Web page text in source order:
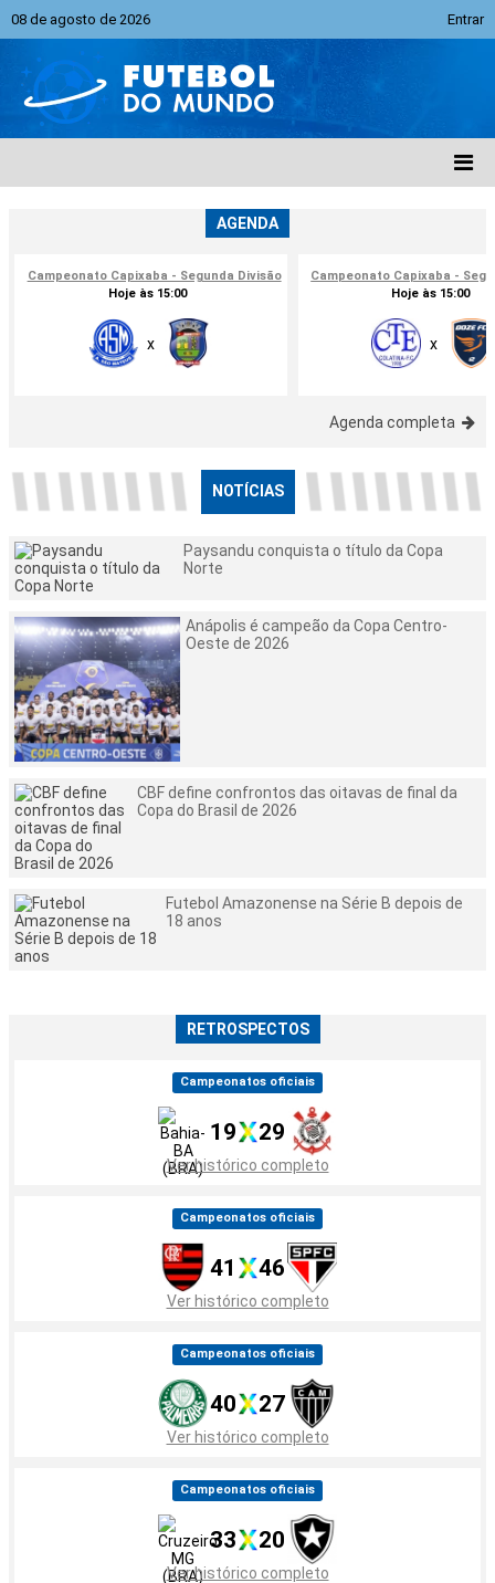
08 de agosto de 2026 Entrar
AGENDA
Campeonato Capixaba - Segunda Divisão
Hoje às 15:00
x
Campeonato Capixaba -
Hoje às 15:00
x
Agenda completa
NOTÍCIAS
Paysandu conquista o título da Copa
Norte
Anápolis é campeão da Copa Centro-
Oeste de 2026
CBF define confrontos das oitavas de final da
Copa do Brasil de 2026
Futebol Amazonense na Série B depois de
18 anos
RETROSPECTOS
Campeonatos oficiais
19 29
Ver histórico completo
Campeonatos oficiais
41 46
Ver histórico completo
Campeonatos oficiais
40 27
Ver histórico completo
Campeonatos oficiais
33 20
Ver histórico completo